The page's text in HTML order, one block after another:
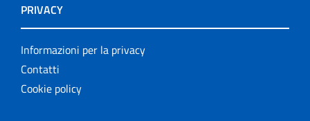
PRIVACY
Informazioni per la privacy
Contatti
Cookie policy